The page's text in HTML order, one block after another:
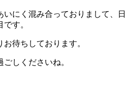
にく混み合っておりまして、日
す。
待ちしております。
しくださいね。